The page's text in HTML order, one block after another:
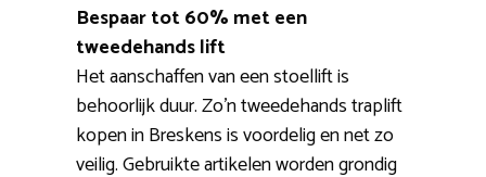
Bespaar tot 60% met een
tweedehands lift
Het aanschaffen van een stoellift is
behoorlijk duur. Zo’n tweedehands traplift
kopen in Breskens is voordelig en net zo
veilig. Gebruikte artikelen worden grondig